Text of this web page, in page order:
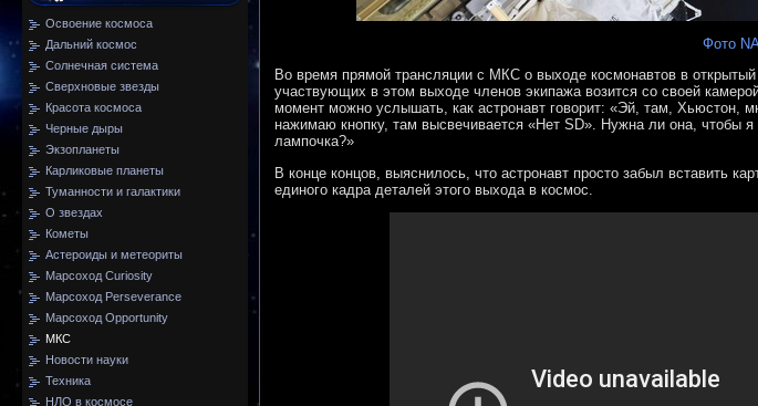
Освоение космоса
Дальний космос
Солнечная система
Сверхновые звезды
Красота космоса
Черные дыры
Экзопланеты
Карликовые планеты
Туманности и галактики
О звездах
Кометы
Астероиды и метеориты
Марсоход Curiosity
Марсоход Perseverance
Марсоход Opportunity
МКС
Новости науки
Техника
НЛО в космосе
Фото
Во время прямой трансляции с МКС о выходе космонавтов в
участвующих в этом выходе членов экипажа возится со своей
момент можно услышать, как астронавт говорит: «Эй, там, Хьюстон,
нажимаю кнопку, там высвечивается «Нет SD». Нужна ли она, чтобы
лампочка?»
В конце концов, выяснилось, что астронавт просто забыл вставить
единого кадра деталей этого выхода в космос.